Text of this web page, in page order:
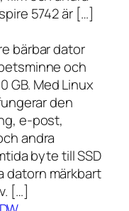
5742 är […]
bärbar dator
och
GB. Med Linux
den
e-post,
andra
byte till SSD
datorn märkbart
[…]